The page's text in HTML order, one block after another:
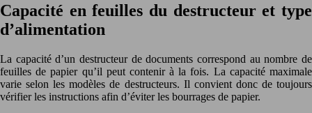
Capacité en feuilles du destructeur et type
d’alimentation
La capacité d’un destructeur de documents correspond au nombre de
feuilles de papier qu’il peut contenir à la fois. La capacité maximale
varie selon les modèles de destructeurs. Il convient donc de toujours
vérifier les instructions afin d’éviter les bourrages de papier.